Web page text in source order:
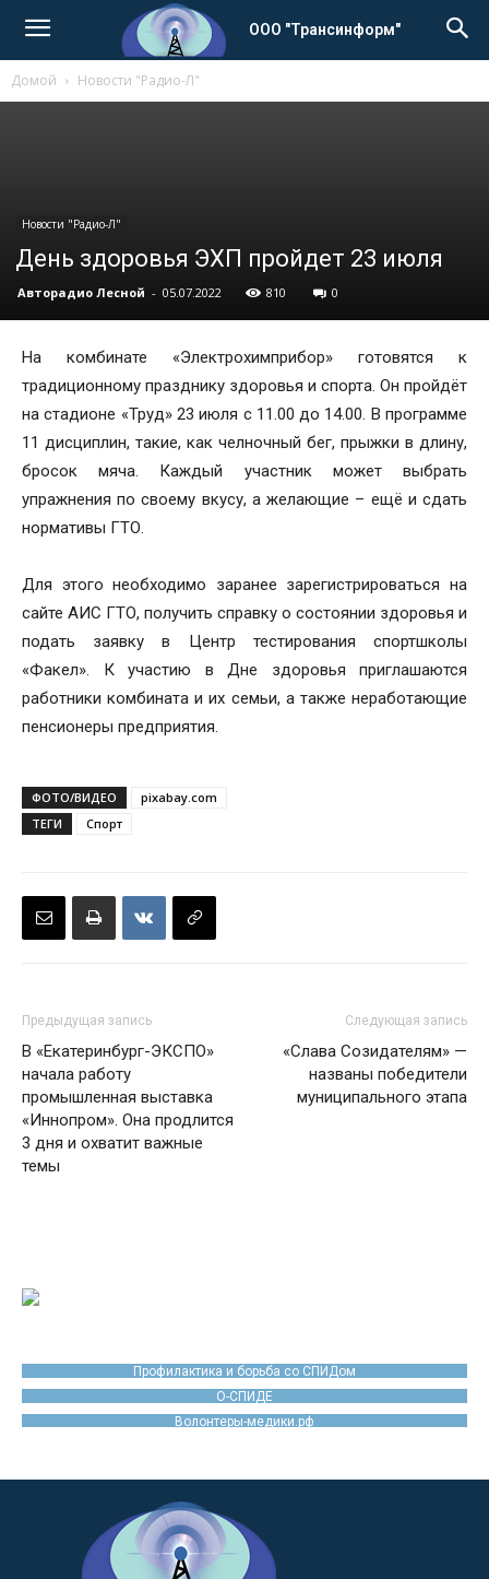
ООО "Трансинформ"
Домой Новости "Радио-Л"
Новости "Радио-Л"
День здоровья ЭХП пройдет 23 июля
Авторадио Лесной - 05.07.2022 810 0
На комбинате «Электрохимприбор» готовятся к
традиционному празднику здоровья и спорта. Он пройдёт
на стадионе «Труд» 23 июля с 11.00 до 14.00. В программе
11 дисциплин, такие, как челночный бег, прыжки в длину,
бросок мяча. Каждый участник может выбрать
упражнения по своему вкусу, а желающие – ещё и сдать
нормативы ГТО.
Для этого необходимо заранее зарегистрироваться на
сайте АИС ГТО, получить справку о состоянии здоровья и
подать заявку в Центр тестирования спортшколы
«Факел». К участию в Дне здоровья приглашаются
работники комбината и их семьи, а также неработающие
пенсионеры предприятия.
ФОТО/ВИДЕО
pixabay.com
ТЕГИ
Спорт
Предыдущая запись
В «Екатеринбург-ЭКСПО»
начала работу
промышленная выставка
«Иннопром». Она продлится
3 дня и охватит важные
темы
Следующая запись
«Слава Созидателям» —
названы победители
муниципального этапа
Профилактика и борьба со СПИДом
О-СПИДЕ
Волонтеры-медики.рф